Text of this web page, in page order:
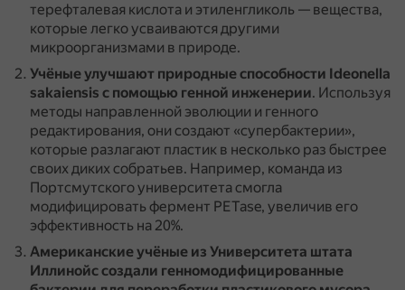
терефталевая кислота и этиленгликоль — вещества,
которые легко усваиваются другими
микроорганизмами в природе.
Учёные улучшают природные способности Ideonella
sakaiensis с помощью генной инженерии. Используя
методы направленной эволюции и генного
редактирования, они создают «супербактерии»,
которые разлагают пластик в несколько раз быстрее
своих диких собратьев. Например, команда из
Портсмутского университета смогла
модифицировать фермент PETase, увеличив его
эффективность на 20%.
Американские учёные из Университета штата
Иллинойс создали генномодифицированные